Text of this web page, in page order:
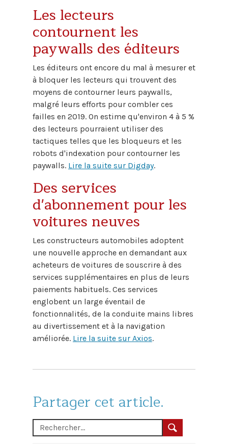
Les lecteurs
contournent les
paywalls des éditeurs
Les éditeurs ont encore du mal à mesurer et
à bloquer les lecteurs qui trouvent des
moyens de contourner leurs paywalls,
malgré leurs efforts pour combler ces
failles en 2019. On estime qu'environ 4 à 5 %
des lecteurs pourraient utiliser des
tactiques telles que les bloqueurs et les
robots d'indexation pour contourner les
paywalls. Lire la suite sur Digday.
Des services
d'abonnement pour les
voitures neuves
Les constructeurs automobiles adoptent
une nouvelle approche en demandant aux
acheteurs de voitures de souscrire à des
services supplémentaires en plus de leurs
paiements habituels. Ces services
englobent un large éventail de
fonctionnalités, de la conduite mains libres
au divertissement et à la navigation
améliorée. Lire la suite sur Axios.
Partager cet article.